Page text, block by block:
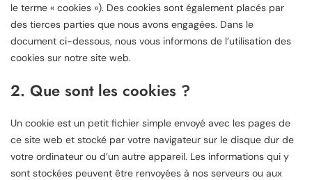
le terme « cookies »). Des cookies sont également placés par
des tierces parties que nous avons engagées. Dans le
document ci-dessous, nous vous informons de l’utilisation des
cookies sur notre site web.
2. Que sont les cookies ?
Un cookie est un petit fichier simple envoyé avec les pages de
ce site web et stocké par votre navigateur sur le disque dur de
votre ordinateur ou d’un autre appareil. Les informations qui y
sont stockées peuvent être renvoyées à nos serveurs ou aux